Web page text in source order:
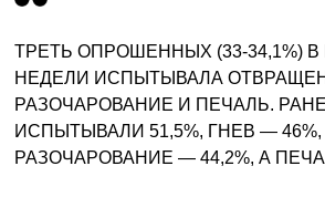
ТРЕТЬ ОПРОШЕННЫХ (33-34,1%)
НЕДЕЛИ ИСПЫТЫВАЛА
РАЗОЧАРОВАНИЕ И ПЕЧАЛЬ.
ИСПЫТЫВАЛИ 51,5%, ГНЕВ — 46%,
РАЗОЧАРОВАНИЕ — 44,2%, А